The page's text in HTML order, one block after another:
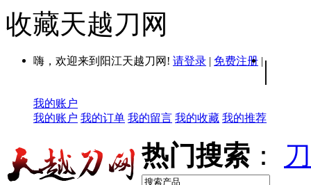
收藏天越刀网
嗨，欢迎来到阳江天越刀网! 请登录 | 免费注册 | |
我的账户
我的账户 我的订单 我的留言 我的收藏 我的推荐
热门搜索 ：